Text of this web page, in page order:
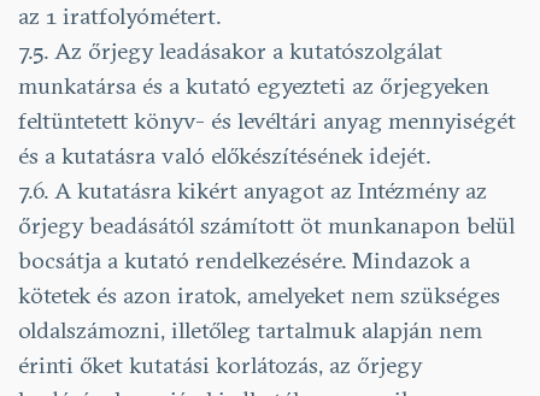
az 1 iratfolyómétert.
7.5. Az őrjegy leadásakor a kutatószolgálat
munkatársa és a kutató egyezteti az őrjegyeken
feltüntetett könyv- és levéltári anyag mennyiségét
és a kutatásra való előkészítésének idejét.
7.6. A kutatásra kikért anyagot az Intézmény az
őrjegy beadásától számított öt munkanapon belül
bocsátja a kutató rendelkezésére. Mindazok a
kötetek és azon iratok, amelyeket nem szükséges
oldalszámozni, illetőleg tartalmuk alapján nem
érinti őket kutatási korlátozás, az őrjegy